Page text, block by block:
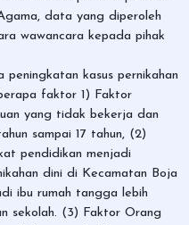
data yang diperoleh
wawancara kepada pihak
peningkatan kasus pernikahan
faktor 1) Faktor
yang tidak bekerja dan
sampai 17 tahun, (2)
pendidikan menjadi
dini di Kecamatan Boja
ibu rumah tangga lebih
sekolah. (3) Faktor Orang